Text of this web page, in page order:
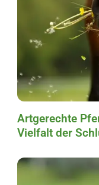
Artgerechte
Vielfalt der